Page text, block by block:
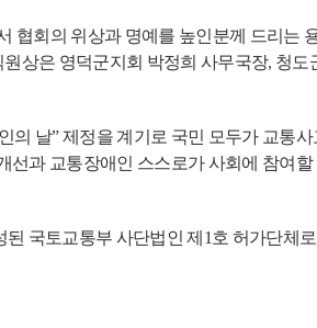
협회의 위상과 명예를 높인분께 드리는
상은 영덕군지회 박정희 사무국장, 청도
의 날”제정을 계기로 국민 모두가 교통
선과 교통장애인 스스로가 사회에 참여
국토교통부 사단법인 제 1 호 허가단체로